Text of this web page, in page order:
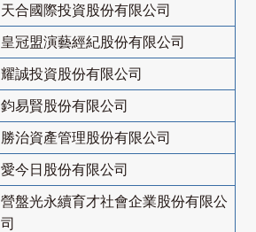
天合國際投資股份有限公司
皇冠盟演藝經紀股份有限公司
耀誠投資股份有限公司
鈞易賢股份有限公司
勝治資產管理股份有限公司
愛今日股份有限公司
營盤光永續育才社會企業股份有限公
司